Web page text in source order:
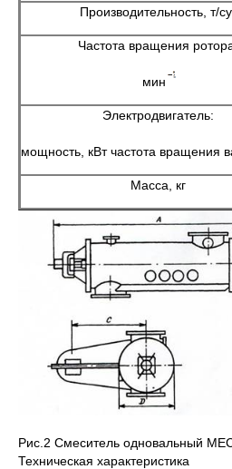
Производительность, т/
Частота вращения
мин
Электродвигатель:
мощность, кВт частота вращения
Масса, кг
Рис.2 Смеситель
Техническая